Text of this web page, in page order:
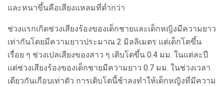
และหนาขึ้นคือเสียงแหลมที่ต่ำกว่า
ช่วงแรกเกิดช่วงเสียงร้องของเด็กชายและเด็กหญิงมีความยาว
เท่ากันโดยมีความยาวประมาณ 2 มิลลิเมตร แต่เด็กโตขึ้น
เรื่อย ๆ ช่วงเปลเสียงของสาว ๆ เติบโตขึ้น 0.4 มม. ในแต่ละปี
แต่ช่วงเสียงร้องของเด็กชายมีความยาว 0.7 มม. ในช่วงเวลา
เดียวกันเกือบเท่าตัว การเติบโตนี้ช้าลงทำให้เด็กหญิงที่มีความ